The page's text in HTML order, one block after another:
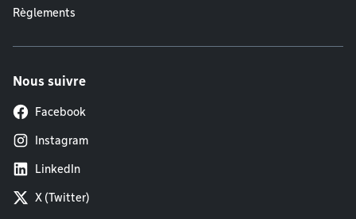
Règlements
Nous suivre
Facebook
Instagram
LinkedIn
X (Twitter)